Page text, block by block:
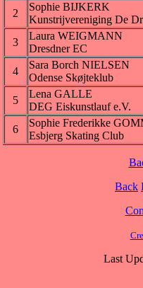
2
Sophie BIJKERK
Kunstrijvereniging De
3
Laura WEIGMANN
Dresdner EC
4
Sara Borch NIELSEN
Odense Skøjteklub
5
Lena GALLE
DEG Eiskunstlauf e.V.
6
Sophie Frederikke
Esbjerg Skating Club
Back
Last